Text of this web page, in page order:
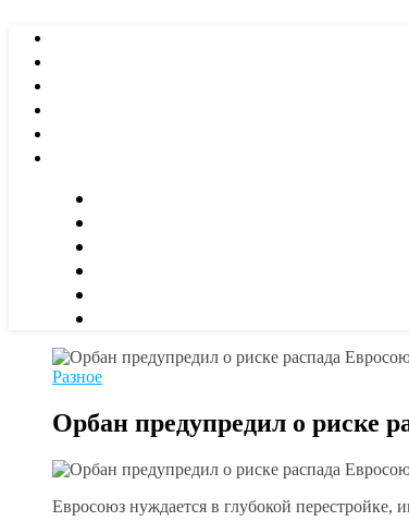
Разное
Орбан предупредил о риске
Евросоюз нуждается в глубокой перестройке,